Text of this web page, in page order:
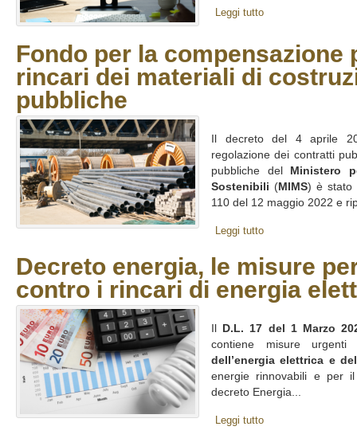
Leggi tutto
Fondo per la compensazione
rincari dei materiali di
pubbliche
Il decreto del 4 aprile
regolazione dei contratti
pubbliche del
Ministero
Sostenibili (MIMS) è stato
110 del 12 maggio 2022 e
Leggi tutto
Decreto energia, le misure
contro i rincari di energia
D.L. 17 del 1 Marzo
contiene misure
dell’energia elettrica e
energie rinnovabili e per
decreto Energia...
Leggi tutto